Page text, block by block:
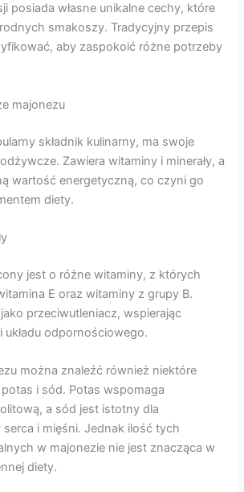
posiada własne unikalne cechy, które
smakoszy. Tradycyjny przepis
aby zaspokoić różne potrzeby
majonezu
składnik kulinarny, ma swoje
Zawiera witaminy i minerały, a
wartość energetyczną, co czyni go
diety.
jest o różne witaminy, z których
E oraz witaminy z grupy B.
jako przeciwutleniacz, wspierając
odpornościowego.
można znaleźć również niektóre
potas i sód. Potas wspomaga
a sód jest istotny dla
serca i mięśni. Jednak ilość tych
w majonezie nie jest znacząca w
diety.